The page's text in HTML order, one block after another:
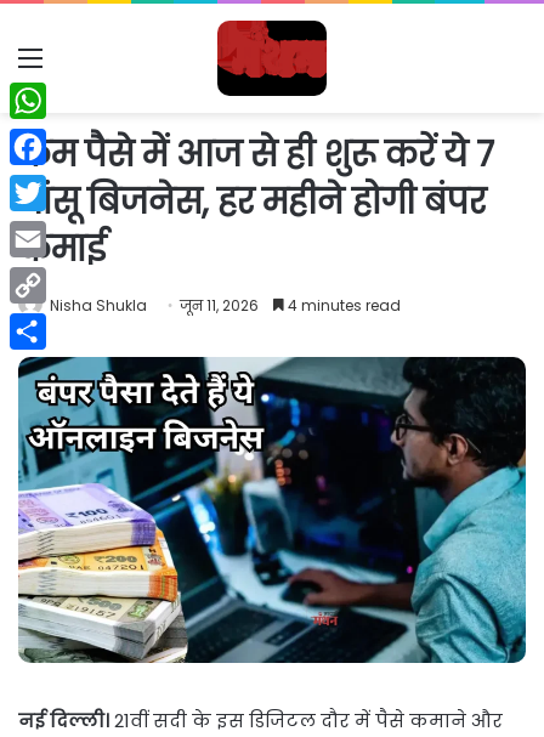
Menu
कम पैसे में आज से ही शुरू करें ये 7
धांसू बिजनेस, हर महीने होगी बंपर
कमाई
Nisha Shukla जून 11, 2026 4 minutes read
नई दिल्ली।21वीं सदी के इस डिजिटल दौर में पैसे कमाने और
WhatsApp
Facebook
Twitter
Email
Copy
Link
Share